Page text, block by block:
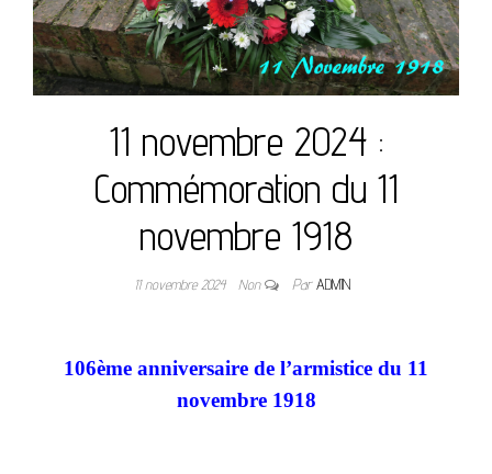
11 novembre 2024 :
Commémoration du 11
novembre 1918
11 novembre 2024 Non ParADMIN
106ème anniversaire de l’armistice du 11
novembre 1918